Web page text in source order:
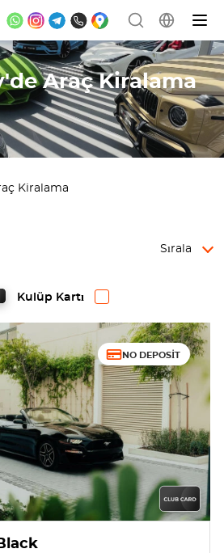
Araç Kiralama
Kiralama
Kulüp Kartı
Sırala
NO DEPOSIT